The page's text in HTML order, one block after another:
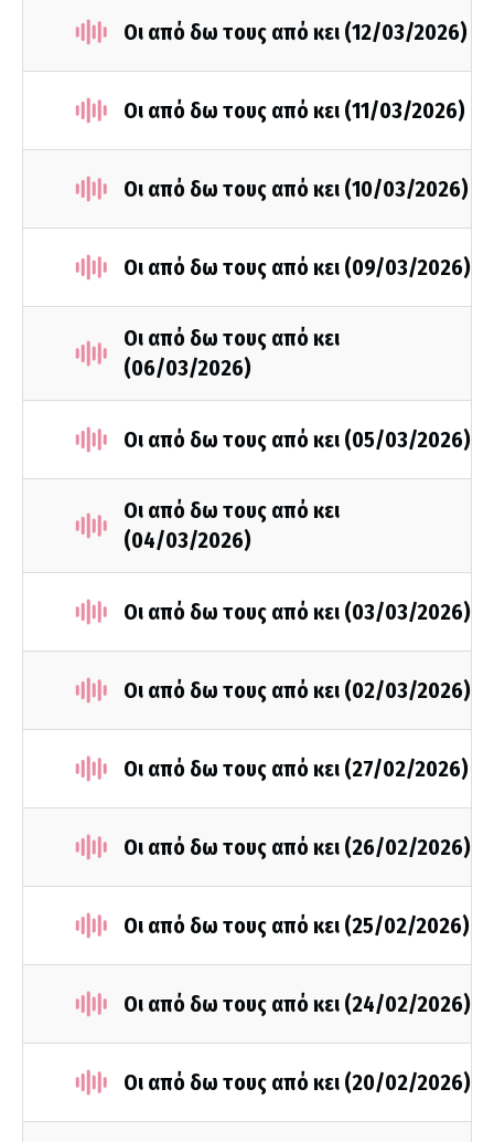
Οι από δω τους από κει (12/03/2026)
Οι από δω τους από κει (11/03/2026)
Οι από δω τους από κει (10/03/2026)
Οι από δω τους από κει (09/03/2026)
Οι από δω τους από κει
(06/03/2026)
Οι από δω τους από κει (05/03/2026)
Οι από δω τους από κει
(04/03/2026)
Οι από δω τους από κει (03/03/2026)
Οι από δω τους από κει (02/03/2026)
Οι από δω τους από κει (27/02/2026)
Οι από δω τους από κει (26/02/2026)
Οι από δω τους από κει (25/02/2026)
Οι από δω τους από κει (24/02/2026)
Οι από δω τους από κει (20/02/2026)